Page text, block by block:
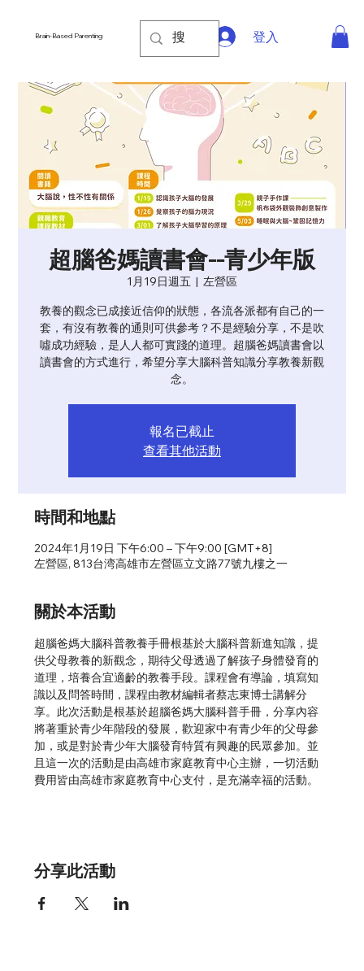
Brain-Based Parenting 登入
超腦爸媽讀書會--青少年版
1月19日週五
  |
左營區
教養的觀念已成接近信仰的狀態，各流各派都有自己的一
套，有沒有教養的通則可供參考？不是經驗分享，不是吹
噓成功經驗，是人人都可實踐的道理。超腦爸媽讀書會以
讀書會的方式進行，希望分享大腦科普知識分享教養新觀
念。
報名已截止
查看其他活動
時間和地點
2024年1月19日 下午6:00 – 下午9:00 [GMT+8]
左營區, 813台湾高雄市左營區立文路77號九樓之一
關於本活動
超腦爸媽大腦科普教養手冊根基於大腦科普新進知識，提
供父母教養的新觀念，期待父母透過了解孩子身體發育的
道理，培養合宜適齡的教養手段。課程會有導論，填寫知
識以及問答時間，課程由教材編輯者蔡志東博士講解分
享。此次活動是根基於超腦爸媽大腦科普手冊，分享內容
將著重於青少年階段的發展，歡迎家中有青少年的父母參
加，或是對於青少年大腦發育特質有興趣的民眾參加。並
且這一次的活動是由高雄市家庭教育中心主辦，一切活動
費用皆由高雄市家庭教育中心支付，是充滿幸福的活動。
分享此活動